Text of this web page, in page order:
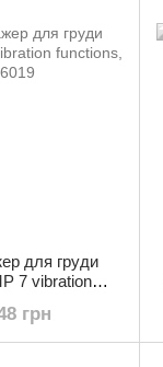
для груди
7 vibration
грн